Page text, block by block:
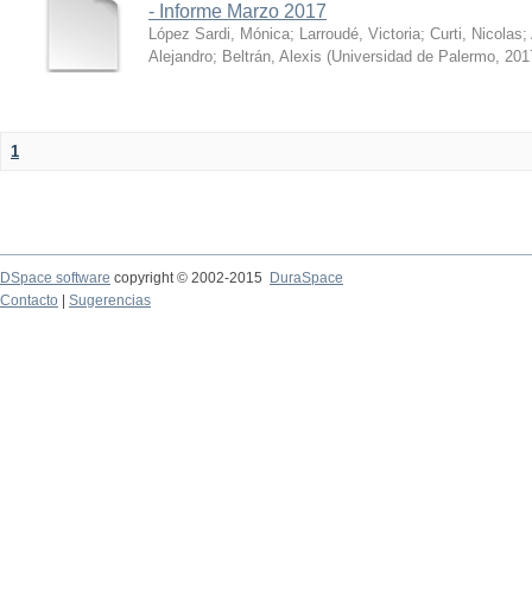
- Informe Marzo 2017
López Sardi, Mónica; Larroudé, Victoria; Curti, Nicolas;
Alejandro; Beltrán, Alexis (Universidad de Palermo,
1
DSpace software copyright © 2002-2015
DuraSpace
Contacto
Sugerencias